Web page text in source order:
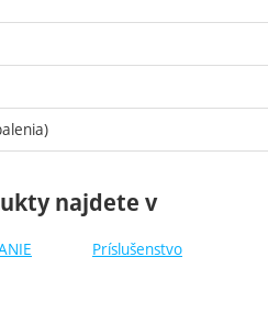
najdete v
Príslušenstvo